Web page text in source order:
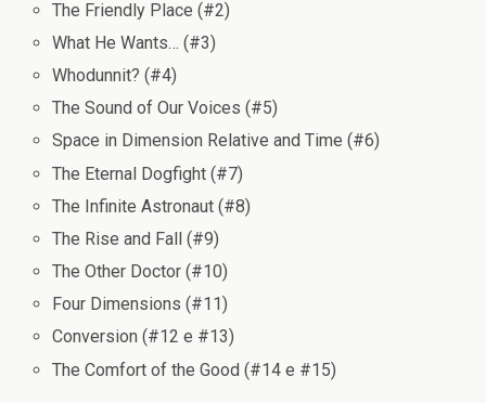
The Friendly Place (#2)
What He Wants… (#3)
Whodunnit? (#4)
The Sound of Our Voices (#5)
Space in Dimension Relative and Time (#6)
The Eternal Dogfight (#7)
The Infinite Astronaut (#8)
The Rise and Fall (#9)
The Other Doctor (#10)
Four Dimensions (#11)
Conversion (#12 e #13)
The Comfort of the Good (#14 e #15)